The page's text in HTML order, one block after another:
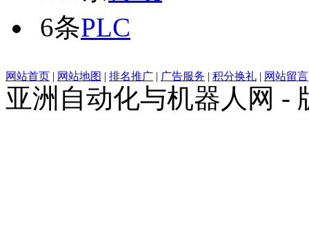
6条PLC
网站首页 | 网站地图 | 排名推广 | 广告服务 | 积分换礼 | 网站留言
亚洲自动化与机器人网 -